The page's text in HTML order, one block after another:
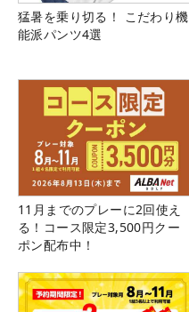
猛暑を乗り切る！ こだわり機
能派パンツ4選
11月までのプレーに2回使え
る！コース限定3,500円クー
ポン配布中！